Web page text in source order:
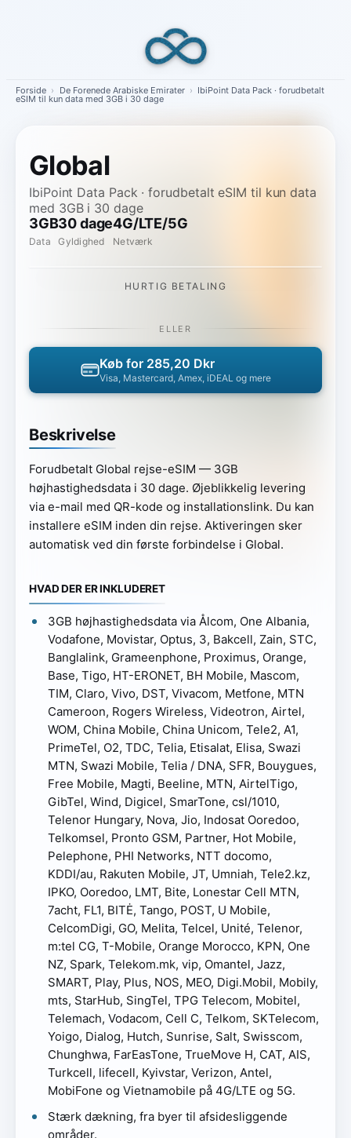
Forside › De Forenede Arabiske Emirater › IbiPoint Data Pack · forudbetalt
eSIM til kun data med 3GB i 30 dage
Global
IbiPoint Data Pack · forudbetalt eSIM til kun data
med 3GB i 30 dage
3GB
Data
30 dage
Gyldighed
4G/LTE/5G
Netværk
Beskrivelse
Forudbetalt Global rejse-eSIM — 3GB
højhastighedsdata i 30 dage. Øjeblikkelig levering
via e-mail med QR-kode og installationslink. Du kan
installere eSIM inden din rejse. Aktiveringen sker
automatisk ved din første forbindelse i Global.
HVAD DER ER INKLUDERET
3GB højhastighedsdata via Ålcom, One Albania,
Vodafone, Movistar, Optus, 3, Bakcell, Zain, STC,
Banglalink, Grameenphone, Proximus, Orange,
Base, Tigo, HT-ERONET, BH Mobile, Mascom,
TIM, Claro, Vivo, DST, Vivacom, Metfone, MTN
Cameroon, Rogers Wireless, Videotron, Airtel,
WOM, China Mobile, China Unicom, Tele2, A1,
PrimeTel, O2, TDC, Telia, Etisalat, Elisa, Swazi
MTN, Swazi Mobile, Telia / DNA, SFR, Bouygues,
Free Mobile, Magti, Beeline, MTN, AirtelTigo,
GibTel, Wind, Digicel, SmarTone, csl/1010,
Telenor Hungary, Nova, Jio, Indosat Ooredoo,
Telkomsel, Pronto GSM, Partner, Hot Mobile,
Pelephone, PHI Networks, NTT docomo,
KDDI/au, Rakuten Mobile, JT, Umniah, Tele2.kz,
IPKO, Ooredoo, LMT, Bite, Lonestar Cell MTN,
7acht, FL1, BITĖ, Tango, POST, U Mobile,
CelcomDigi, GO, Melita, Telcel, Unité, Telenor,
m:tel CG, T-Mobile, Orange Morocco, KPN, One
NZ, Spark, Telekom.mk, vip, Omantel, Jazz,
SMART, Play, Plus, NOS, MEO, Digi.Mobil, Mobily,
mts, StarHub, SingTel, TPG Telecom, Mobitel,
Telemach, Vodacom, Cell C, Telkom, SKTelecom,
Yoigo, Dialog, Hutch, Sunrise, Salt, Swisscom,
Chunghwa, FarEasTone, TrueMove H, CAT, AIS,
Turkcell, lifecell, Kyivstar, Verizon, Antel,
MobiFone og Vietnamobile på 4G/LTE og 5G.
Stærk dækning, fra byer til afsidesliggende
områder.
HURTIG BETALING
ELLER
Køb for 285,20 Dkr
Visa, Mastercard, Amex, iDEAL og mere